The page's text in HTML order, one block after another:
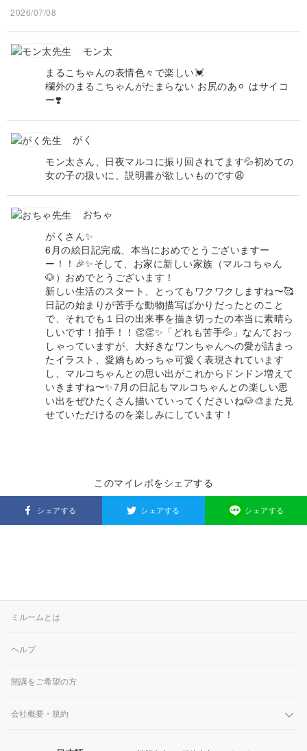
2026/07/08
モン太
まるこちゃんの表情色々で楽しい💓
欄外のまるこちゃんがたまらない お尻のあ⚪︎ はサイコ
ー❣️
がく
モン太さん、日夜マルコに振り回されてます💦初めての
女の子の扱いに、説明書が欲しいものです😩
おちゃ
がくさん✨
6月の絵日記完成、本当におめでとうございますー
ー！！🎉✨そして、お家に新しい家族（マルコちゃん
🐶）おめでとうございます！
新しい生活のスタート、とってもワクワクしますね〜🥰
日記の始まりが苦手な動物描写ばかりだったとのこと
で、それでも１日の出来事を描き切ったの本当に素晴ら
しいです！拍手！！👏👏✨「どれも苦手💦」なんておっ
しゃっていますが、大好きなワンちゃんへの愛が詰まっ
たイラスト、愛嬌もめっちゃ可愛く表現されています
し、マルコちゃんとの思い出がこれからドンドン増えて
いきますね〜✨7月の日記もマルコちゃんとの楽しい思
い出をぜひたくさん描いていってくださいね🐶🎨また見
せていただけるのを楽しみにしています！
このマイレポをシェアする
シェアする シェアする シェアする
ミルームとは
ヘルプ
開講をご希望の方
会社概要・規約